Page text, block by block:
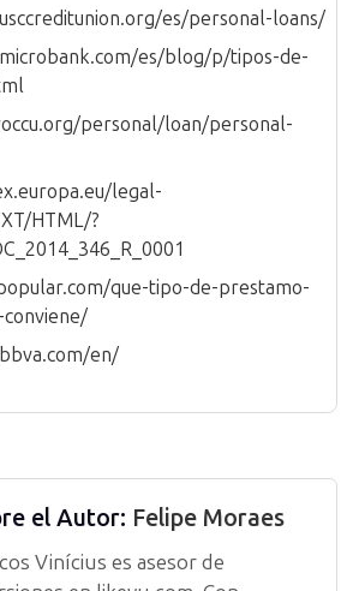
es/personal-loans/
es/blog/p/tipos-de-
personal/loan/personal-
legal-
HTML/?
que-tipo-de-prestamo-
en/
el Autor: Felipe Moraes
Vinícius es asesor de